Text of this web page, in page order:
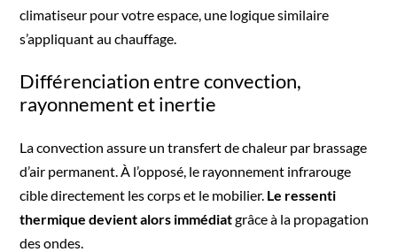
climatiseur pour votre espace, une logique similaire
s’appliquant au chauffage.
Différenciation entre convection,
rayonnement et inertie
La convection assure un transfert de chaleur par brassage
d’air permanent. À l’opposé, le rayonnement infrarouge
cible directement les corps et le mobilier. Le ressenti
thermique devient alors immédiatgrâce à la propagation
des ondes.